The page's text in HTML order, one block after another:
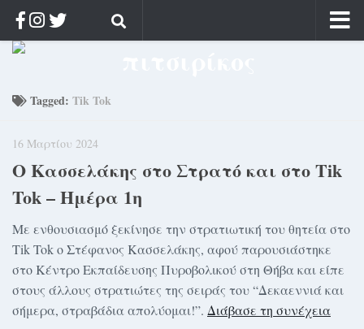
Αρχική
Κοσμαγάπητα
Ρίζα & Διάρκεια
Στοχασμοί & αποφθέγματα
Διαφήμιση
Γίνετε συνδρομητής
Μόνο για συνδρομητές
Log in
Tagged: Tik Tok
16 Μαρτίου 2024
Ο Κασσελάκης στο Στρατό και στο Tik
Tok – Ημέρα 1η
Με ενθουσιασμό ξεκίνησε την στρατιωτική του θητεία στο
Tik Tok ο Στέφανος Κασσελάκης, αφού παρουσιάστηκε
στο Κέντρο Εκπαίδευσης Πυροβολικού στη Θήβα και είπε
στους άλλους στρατιώτες της σειράς του “Δεκαεννιά και
σήμερα, στραβάδια απολύομαι!”. Διάβασε τη συνέχεια